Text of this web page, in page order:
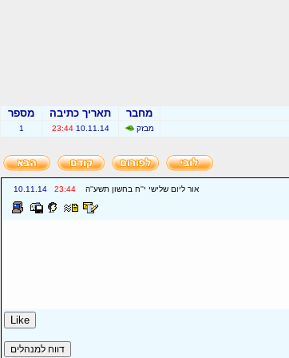
מחבר תאריך כתיבה
מספר
מבזק 10.11.14
23:44
1
אור ליום שלישי י''ח בחשון תשע''ה 23:44
10.11.14